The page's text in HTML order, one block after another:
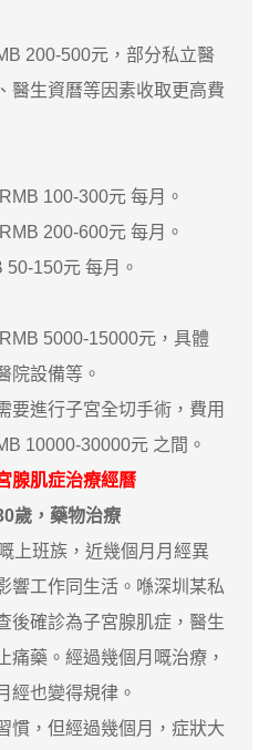
200-500元，部分私立醫
醫生資曆等因素收取更高費
100-300元 每月。
200-600元 每月。
150元 每月。
5000-15000元，具體
院設備等。
進行子宮全切手術，費用
10000-30000元 之間。
腺肌症治療經曆
歲，藥物治療
班族，近幾個月月經異
響工作同生活。喺深圳某私
後確診為子宮腺肌症，醫生
痛藥。經過幾個月嘅治療，
經也變得規律。
，但經過幾個月，症狀大